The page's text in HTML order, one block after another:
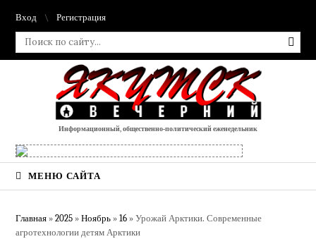
Вход Регистрация
Информационный, общественно-политический еженедельник
МЕНЮ САЙТА
Главная »2025 » Ноябрь » 16 » Урожай Арктики. Современные
агротехнологии детям Арктики